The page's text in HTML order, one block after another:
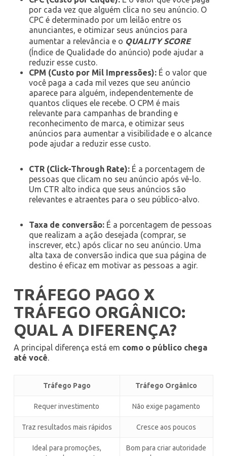
por cada vez que alguém clica no seu anúncio. O
CPC é determinado por um leilão entre os
anunciantes, e otimizar seus anúncios para
aumentar a relevância e o QUALITY SCORE
(Índice de Qualidade do anúncio) pode ajudar a
reduzir esse custo.
CPM (Custo por Mil Impressões):É o valor que
você paga a cada mil vezes que seu anúncio
aparece para alguém, independentemente de
quantos cliques ele recebe. O CPM é mais
relevante para campanhas de branding e
reconhecimento de marca, e otimizar seus
anúncios para aumentar a visibilidade e o alcance
pode ajudar a reduzir esse custo.
CTR (Click-Through Rate):É a porcentagem de
pessoas que clicam no seu anúncio após vê-lo.
Um CTR alto indica que seus anúncios são
relevantes e atraentes para o seu público-alvo.
Taxa de conversão:É a porcentagem de pessoas
que realizam a ação desejada (comprar, se
inscrever, etc.) após clicar no seu anúncio. Uma
alta taxa de conversão indica que sua página de
destino é eficaz em motivar as pessoas a agir.
TRÁFEGO PAGO X
TRÁFEGO ORGÂNICO:
QUAL A DIFERENÇA?
A principal diferença está em como o público chega
até você.
Tráfego Pago Tráfego Orgânico
Requer investimento Não exige pagamento
Traz resultados mais rápidos Cresce aos poucos
Ideal para promoções,
Bom para criar autoridade